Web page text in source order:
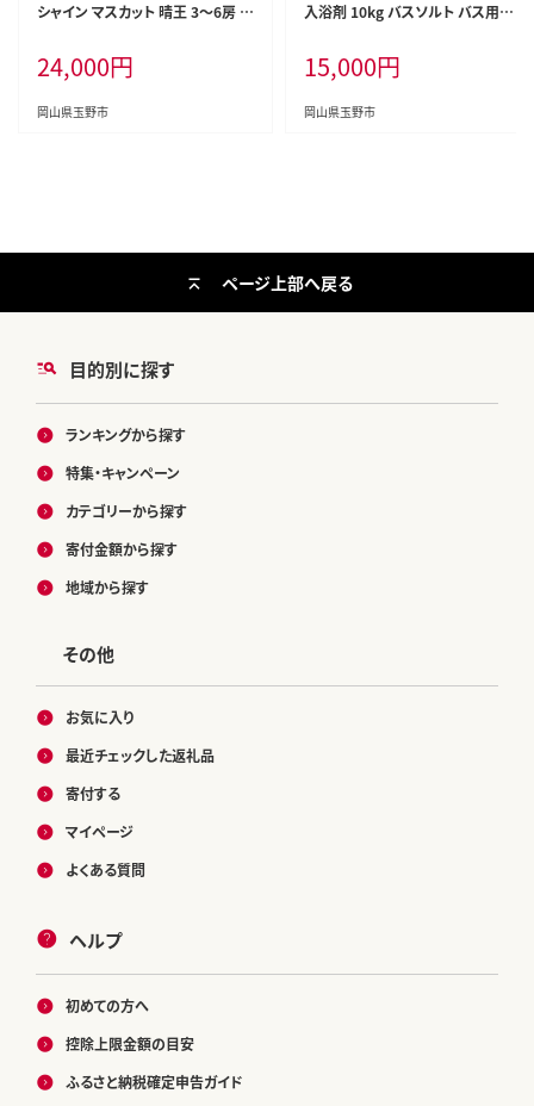
シャイン マスカット 晴王 3～6房 約
ルーツ 果物 太陽 美しい 外観 大粒
高糖度 種なし 皮ごと 弾力 食感 美
味しい
24,000円
岡山県玉野市
入浴剤 10kg バスソルト バス用品
15,000円
岡山県玉野市
目的別に探す
ランキングから探す
特集・キャンペーン
カテゴリーから探す
寄付金額から探す
地域から探す
その他
お気に入り
最近チェックした返礼品
寄付する
マイページ
よくある質問
ヘルプ
初めての方へ
控除上限金額の目安
ふるさと納税確定申告ガイド
ページ上部へ戻る